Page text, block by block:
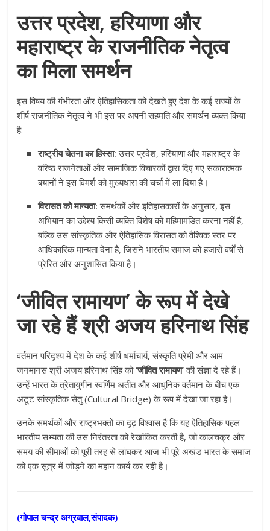
उत्तर प्रदेश, हरियाणा और
महाराष्ट्र के राजनीतिक नेतृत्व
का मिला समर्थन
इस विषय की गंभीरता और ऐतिहासिकता को देखते हुए देश के कई राज्यों के
शीर्ष राजनीतिक नेतृत्व ने भी इस पर अपनी सहमति और समर्थन व्यक्त किया
है:
राष्ट्रीय चेतना का हिस्सा: उत्तर प्रदेश, हरियाणा और महाराष्ट्र के
वरिष्ठ राजनेताओं और सामाजिक विचारकों द्वारा दिए गए सकारात्मक
बयानों ने इस विमर्श को मुख्यधारा की चर्चा में ला दिया है।
विरासत को मान्यता: समर्थकों और इतिहासकारों के अनुसार, इस
अभियान का उद्देश्य किसी व्यक्ति विशेष को महिमामंडित करना नहीं है,
बल्कि उस सांस्कृतिक और ऐतिहासिक विरासत को वैश्विक स्तर पर
आधिकारिक मान्यता देना है, जिसने भारतीय समाज को हजारों वर्षों से
प्रेरित और अनुशासित किया है।
‘जीवित रामायण’ के रूप में देखे
जा रहे हैं श्री अजय हरिनाथ सिंह
वर्तमान परिदृश्य में देश के कई शीर्ष धर्माचार्य, संस्कृति प्रेमी और आम
जनमानस श्री अजय हरिनाथ सिंह को‘जीवित रामायण’की संज्ञा दे रहे हैं।
उन्हें भारत के त्रेतायुगीन स्वर्णिम अतीत और आधुनिक वर्तमान के बीच एक
अटूट सांस्कृतिक सेतु (Cultural Bridge) के रूप में देखा जा रहा है।
उनके समर्थकों और राष्ट्रभक्तों का दृढ़ विश्वास है कि यह ऐतिहासिक पहल
भारतीय सभ्यता की उस निरंतरता को रेखांकित करती है, जो कालचक्र और
समय की सीमाओं को पूरी तरह से लांघकर आज भी पूरे अखंड भारत के समाज
को एक सूत्र में जोड़ने का महान कार्य कर रही है।
(गोपाल चन्द्र अग्रवाल,संपादक)